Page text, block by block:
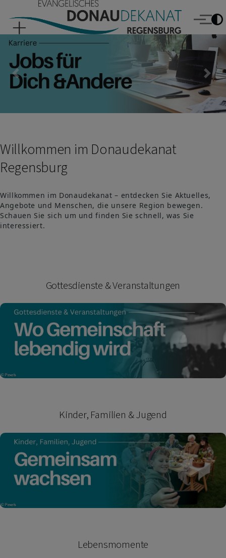
Direkt zum Inhalt
Evangelisches Donaudekanat Regensburg
Menü
Previous Next
Willkommen im Donaudekanat
Regensburg
Willkommen im Donaudekanat – entdecken Sie Aktuelles,
Angebote und Menschen, die unsere Region bewegen.
Schauen Sie sich um und finden Sie schnell, was Sie
interessiert.
Gottesdienste & Veranstaltungen
Kinder, Familien & Jugend
Lebensmomente